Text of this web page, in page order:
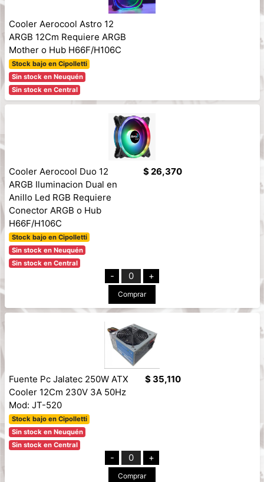
Cooler Aerocool Astro 12
ARGB 12Cm Requiere ARGB
Mother o Hub H66F/H106C
Stock bajo en Cipolletti
Sin stock en Neuquén
Sin stock en Central
Cooler Aerocool Duo 12
ARGB Iluminacion Dual en
Anillo Led RGB Requiere
Conector ARGB o Hub
H66F/H106C
Stock bajo en Cipolletti
Sin stock en Neuquén
Sin stock en Central
$ 26,370
- 0 +
Comprar
Fuente Pc Jalatec 250W ATX
Cooler 12Cm 230V 3A 50Hz
Mod: JT-520
Stock bajo en Cipolletti
Sin stock en Neuquén
Sin stock en Central
$ 35,110
- 0 +
Comprar